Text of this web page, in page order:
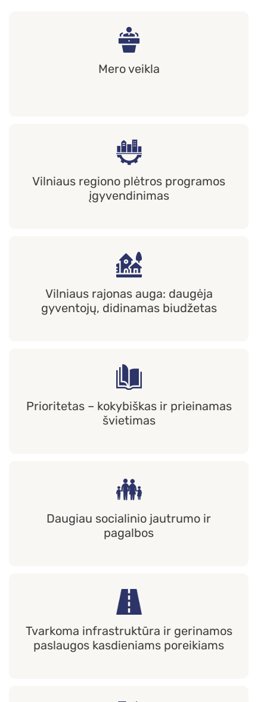
Mero veikla
Vilniaus regiono plėtros programos
įgyvendinimas
Vilniaus rajonas auga: daugėja
gyventojų, didinamas biudžetas
Prioritetas – kokybiškas ir prieinamas
švietimas
Daugiau socialinio jautrumo ir
pagalbos
Tvarkoma infrastruktūra ir gerinamos
paslaugos kasdieniams poreikiams